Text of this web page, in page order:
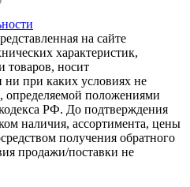
на сайте
характеристик,
товаров, носит
при каких условиях не
определяемой положениями
РФ. До подтверждения
наличия, ассортимента, цены
получения обратного
продажи/поставки не